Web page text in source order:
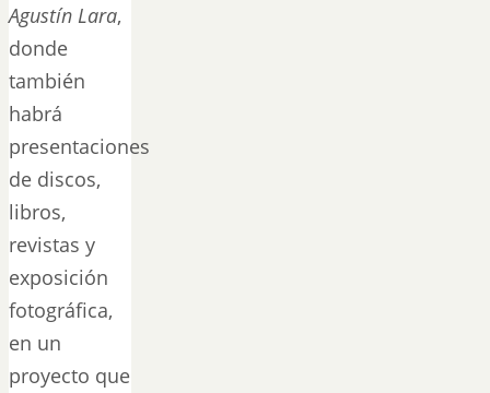
Agustín Lara,
donde
también
habrá
presentaciones
de discos,
libros,
revistas y
exposición
fotográfica,
en un
proyecto que